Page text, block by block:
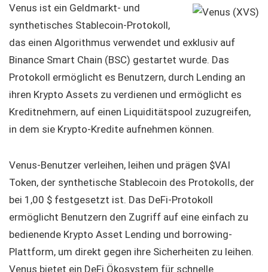
Venus ist ein Geldmarkt- und
synthetisches Stablecoin-Protokoll,
das einen Algorithmus verwendet und exklusiv auf
Binance Smart Chain (BSC) gestartet wurde. Das
Protokoll ermöglicht es Benutzern, durch Lending an
ihren Krypto Assets zu verdienen und ermöglicht es
Kreditnehmern, auf einen Liquiditätspool zuzugreifen,
in dem sie Krypto-Kredite aufnehmen können.
Venus-Benutzer verleihen, leihen und prägen $VAI
Token, der synthetische Stablecoin des Protokolls, der
bei 1,00 $ festgesetzt ist. Das DeFi-Protokoll
ermöglicht Benutzern den Zugriff auf eine einfach zu
bedienende Krypto Asset Lending und borrowing-
Plattform, um direkt gegen ihre Sicherheiten zu leihen.
Venus bietet ein DeFi Ökosystem für schnelle